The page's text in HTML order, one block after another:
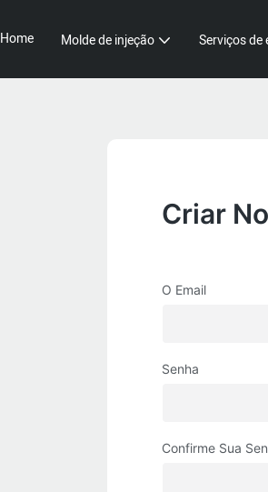
Home Molde de injeção Serviços de
Criar
O Email
Senha
Confirme Sua